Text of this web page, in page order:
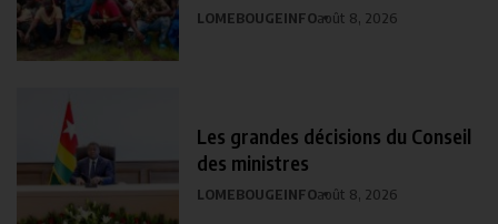
LOMEBOUGEINFOaoût 8, 2026
Les grandes décisions du Conseil
des ministres
LOMEBOUGEINFOaoût 8, 2026